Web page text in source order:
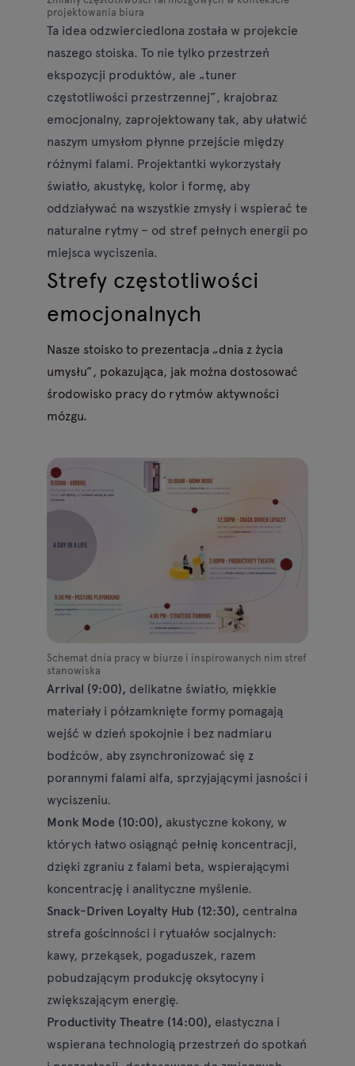
projektowania biura
Ta idea odzwierciedlona została w projekcie
naszego stoiska. To nie tylko przestrzeń
ekspozycji produktów, ale „tuner
częstotliwości przestrzennej”, krajobraz
emocjonalny, zaprojektowany tak, aby ułatwić
naszym umysłom płynne przejście między
różnymi falami. Projektantki wykorzystały
światło, akustykę, kolor i formę, aby
oddziaływać na wszystkie zmysły i wspierać te
naturalne rytmy – od stref pełnych energii po
miejsca wyciszenia.
Strefy częstotliwości
emocjonalnych
Nasze stoisko to prezentacja „dnia z życia
umysłu”, pokazująca, jak można dostosować
środowisko pracy do rytmów aktywności
mózgu.
Schemat dnia pracy w biurze i inspirowanych nim stref
stanowiska
Arrival (9:00), delikatne światło, miękkie
materiały i półzamknięte formy pomagają
wejść w dzień spokojnie i bez nadmiaru
bodźców, aby zsynchronizować się z
porannymi falami alfa, sprzyjającymi jasności i
wyciszeniu.
Monk Mode (10:00), akustyczne kokony, w
których łatwo osiągnąć pełnię koncentracji,
dzięki zgraniu z falami beta, wspierającymi
koncentrację i analityczne myślenie.
Snack-Driven Loyalty Hub (12:30), centralna
strefa gościnności i rytuałów socjalnych:
kawy, przekąsek, pogaduszek, razem
pobudzającym produkcję oksytocyny i
zwiększającym energię.
Productivity Theatre (14:00), elastyczna i
wspierana technologią przestrzeń do spotkań